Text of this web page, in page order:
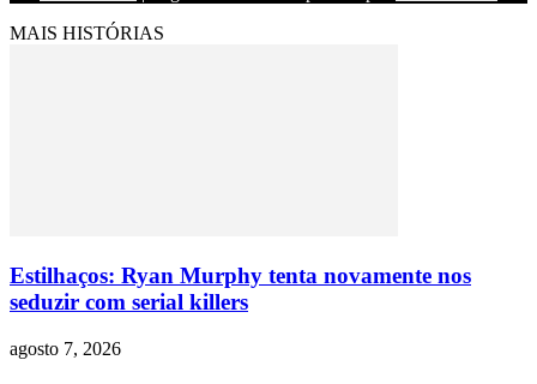
MAIS HISTÓRIAS
Estilhaços: Ryan Murphy tenta novamente nos
seduzir com serial killers
agosto 7, 2026